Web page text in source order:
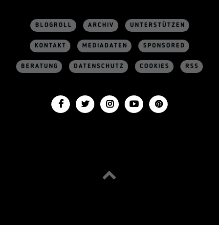
BLOGROLL ARCHIV UNTERSTÜTZEN
KONTAKT MEDIADATEN SPONSORED
BERATUNG DATENSCHUTZ COOKIES RSS